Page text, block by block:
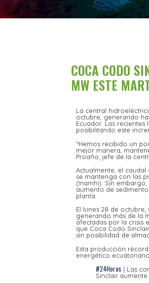
COCA CODO
MW ESTE
La central
octubre, generando
Ecuador. Las
posibilitando este
“Hemos recibido un
mejor manera,
Proaño, jefe de la
Actualmente, el
se mantenga con las
(Inamhi). Sin
aumento de
planta.
El lunes 28 de
generando más de la
afectadas por la crisis
que Coca Codo
sin posibilidad de
Esta producción
energético
#24Horas | Las
Sinclair